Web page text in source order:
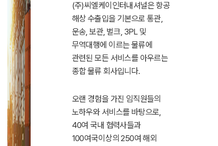
(주)씨엘케이인터내셔널은 항공
해상 수출입을 기본으로 통관,
운송, 보관, 벌크, 3PL 및
무역대행에 이르는 물류에
관련된 모든 서비스를 아우르는
종합 물류 회사입니다.
오랜 경험을 가진 임직원들의
노하우와 서비스를 바탕으로,
40여 국내 협력사들과
100여국이상의 250여 해외